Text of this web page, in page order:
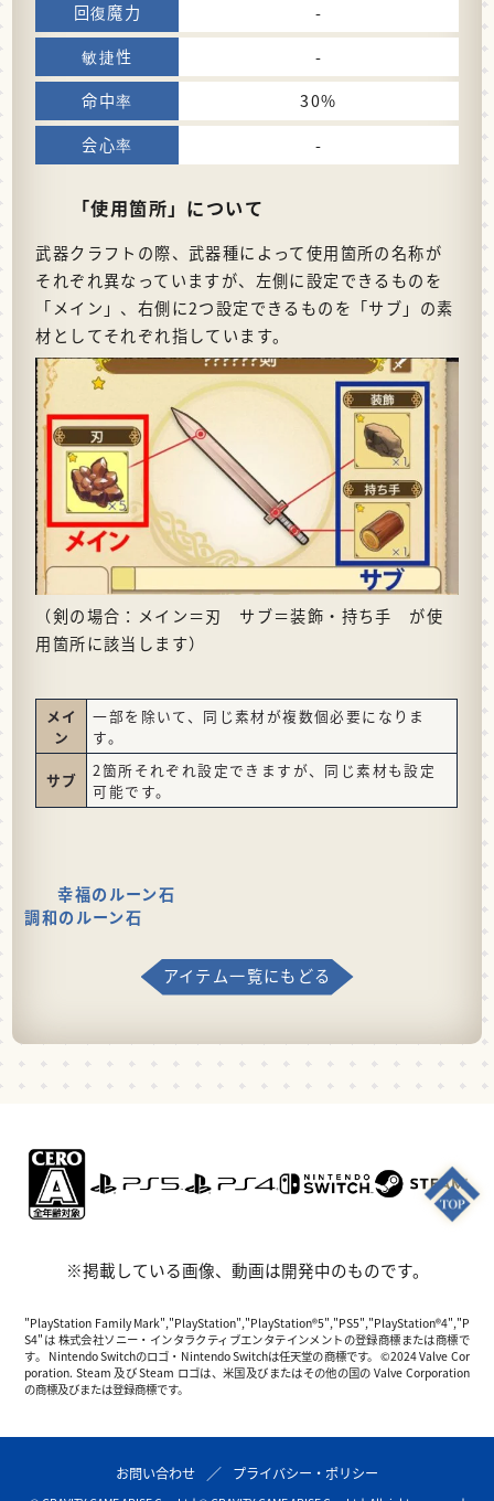
-
-
30%
-
「使用箇所」について
武器クラフトの際、武器種によって使用箇所の名称が
それぞれ異なっていますが、左側に設定できるものを
「メイン」、右側に2つ設定できるものを「サブ」の素
材としてそれぞれ指しています。
（剣の場合：メイン＝刃 サブ＝装飾・持ち手 が使
用箇所に該当します）
メイ
ン
一部を除いて、同じ素材が複数個必要になりま
す。
サブ
2箇所それぞれ設定できますが、同じ素材も設定
可能です。
幸福のルーン石
調和のルーン石
アイテム一覧にもどる
※掲載している画像、動画は開発中のものです。
"PlayStation Family Mark","PlayStation","PlayStation®5","PS5","PlayStation®4","P
S4"は 株式会社ソニー・インタラクティブエンタテインメントの登録商標または商標で
す。 Nintendo Switchのロゴ・Nintendo Switchは任天堂の商標です。 ©2024 Valve Cor
poration. Steam 及び Steam ロゴは、米国及びまたはその他の国の Valve Corporation
の商標及びまたは登録商標です。
お問い合わせ プライバシー・ポリシー